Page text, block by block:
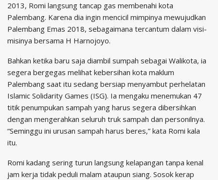
2013, Romi langsung tancap gas membenahi kota
Palembang. Karena dia ingin mencicil mimpinya mewujudkan
Palembang Emas 2018, sebagaimana tercantum dalam visi-
misinya bersama H Harnojoyo.
Bahkan ketika baru saja diambil sumpah sebagai Walikota, ia
segera bergegas melihat kebersihan kota maklum
Palembang saat itu sedang bersiap menyambut perhelatan
Islamic Solidarity Games (ISG). Ia mengaku menemukan 47
titik penumpukan sampah yang harus segera dibersihkan
dengan mengerahkan seluruh truk sampah dan personilnya.
“Seminggu ini urusan sampah harus beres,” kata Romi kala
itu.
Romi kadang sering turun langsung kelapangan tanpa kenal
jam kerja tidak peduli malam ataupun siang. Sosok kerap